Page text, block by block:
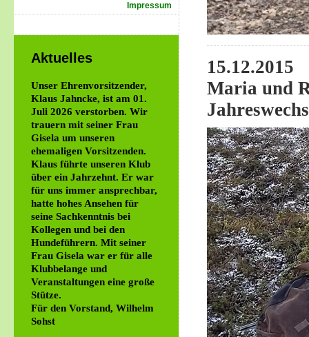
15.12.2015
Maria und
Impressum
Aktuelles
Unser Ehrenvorsitzender,
Klaus Jahncke, ist am 01.
Juli 2026 verstorben. Wir
trauern mit seiner Frau
Gisela um unseren
ehemaligen Vorsitzenden.
Klaus führte unseren Klub
über ein Jahrzehnt. Er war
für uns immer ansprechbar,
hatte hohes Ansehen für
seine Sachkenntnis bei
Kollegen und bei den
Hundeführern. Mit seiner
Frau Gisela war er für alle
Klubbelange und
Veranstaltungen eine große
Stütze.
Für den Vorstand, Wilhelm
Sohst